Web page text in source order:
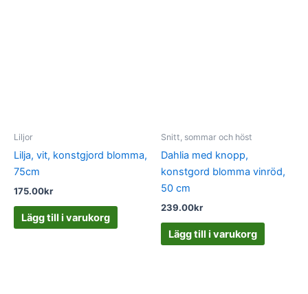
Liljor
Lilja, vit, konstgjord blomma,
75cm
175.00kr
Lägg till i varukorg
Snitt, sommar och höst
Dahlia med knopp,
konstgord blomma vinröd,
50 cm
239.00kr
Lägg till i varukorg